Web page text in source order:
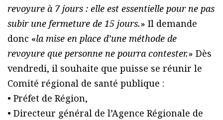
revoyure à 7 jours : elle est essentielle pour ne pas
subir une fermeture de 15 jours.» Il demande
donc «la mise en place d’une méthode de
revoyure que personne ne pourra contester.» Dès
vendredi, il souhaite que puisse se réunir le
Comité régional de santé publique :
• Préfet de Région,
• Directeur général de l’Agence Régionale de